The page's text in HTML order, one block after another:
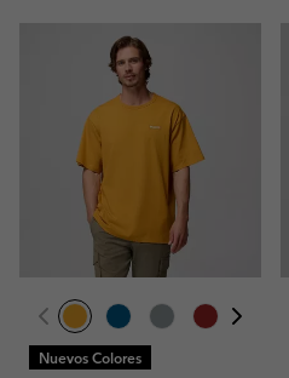
Nuevos Colores